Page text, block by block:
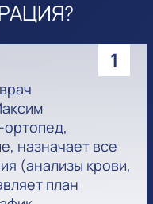
1
ортопед,
назначает все
(анализы крови,
план